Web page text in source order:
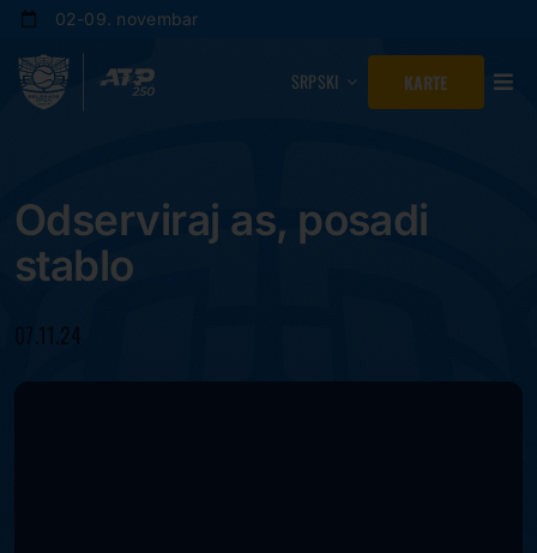
Skip
content
02-09. novembar
SRPSKI KARTE
Odserviraj as, posadi
stablo